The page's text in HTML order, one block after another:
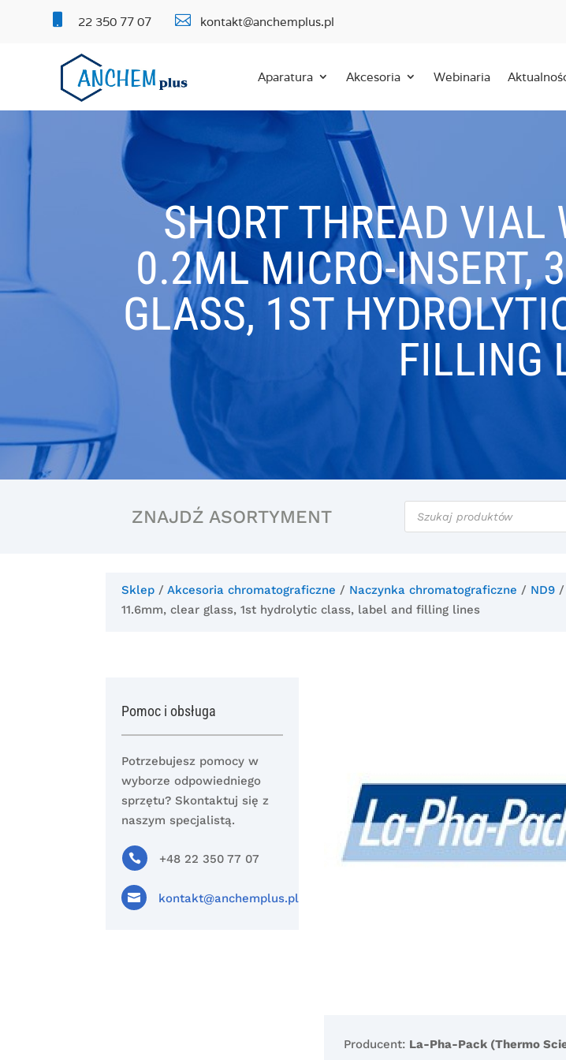
22 350 77 07  kontakt@anchemplus.pl
Aparatura Akcesoria Webinaria
SHORT THREAD VIAL
0.2ML MICRO-INSERT,
GLASS, 1ST
FILLING
ZNAJDŹ ASORTYMENT
Wyszukiwarka
produktów
Sklep /Akcesoria chromatograficzne / Naczynka chromatograficzne / ND9 /
11.6mm, clear glass, 1st hydrolytic class, label and filling lines
Pomoc i obsługa
Potrzebujesz pomocy w
wyborze odpowiedniego
sprzętu? Skontaktuj się z
naszym specjalistą.
 +48 22 350 77 07
 kontakt@anchemplus.pl
Producent: La-Pha-Pack (Thermo